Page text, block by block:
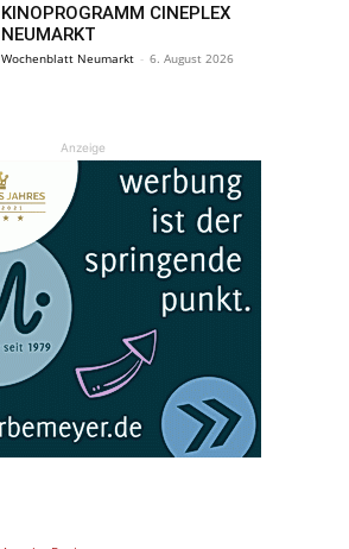
KINOPROGRAMM CINEPLEX
NEUMARKT
Wochenblatt Neumarkt - 6. August 2026
Anzeige